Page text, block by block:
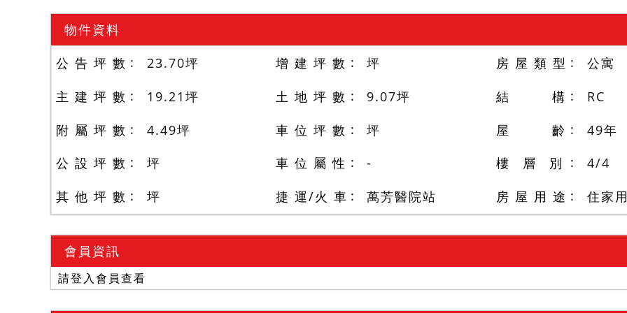
物件資料
公 告 坪 數
23.70坪
主 建 坪 數
19.21 坪
附 屬 坪 數
4.49坪
公 設 坪 數
坪
其 他 坪 數
坪
增 建 坪 數
坪
土 地 坪 數
9.07坪
車 位 坪 數
坪
車 位 屬 性
-
捷 運/火 車
萬芳醫院站
房 屋 類 型
公寓
結 構
RC
屋 齡
49年
樓 層 別
4/4
房 屋 用 途
住家
會員資訊
請登入會員查看